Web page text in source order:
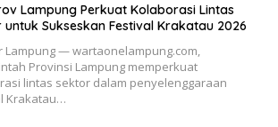
Lampung Perkuat Kolaborasi Lintas
untuk Sukseskan Festival Krakatau 2026
Lampung — wartaonelampung.com,
Provinsi Lampung memperkuat
lintas sektor dalam penyelenggaraan
Krakatau…